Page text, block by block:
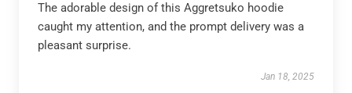
The adorable design of this Aggretsuko hoodie
caught my attention, and the prompt delivery was a
pleasant surprise.
Jan 18, 2025